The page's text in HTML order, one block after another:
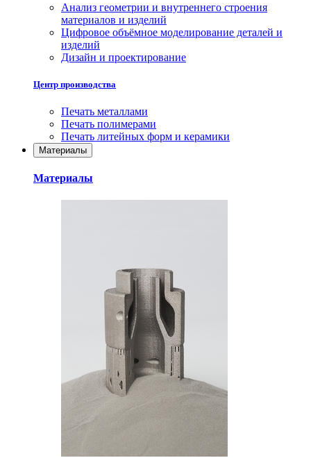
Анализ геометрии и внутреннего строения
материалов и изделий
Цифровое объёмное моделирование деталей и
изделий
Дизайн и проектирование
Центр производства
Печать металлами
Печать полимерами
Печать литейных форм и керамики
Материалы
Материалы